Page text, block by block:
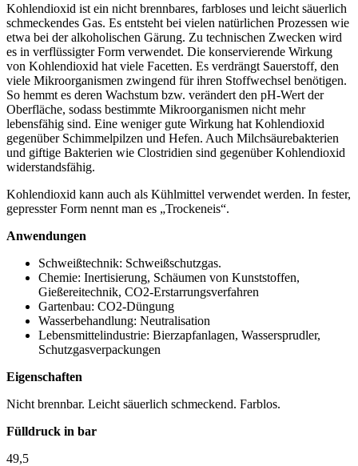
Kohlendioxid ist ein nicht brennbares, farbloses und leicht säuerlich
schmeckendes Gas. Es entsteht bei vielen natürlichen Prozessen wie
etwa bei der alkoholischen Gärung. Zu technischen Zwecken wird
es in verflüssigter Form verwendet. Die konservierende Wirkung
von Kohlendioxid hat viele Facetten. Es verdrängt Sauerstoff, den
viele Mikroorganismen zwingend für ihren Stoffwechsel benötigen.
So hemmt es deren Wachstum bzw. verändert den pH-Wert der
Oberfläche, sodass bestimmte Mikroorganismen nicht mehr
lebensfähig sind. Eine weniger gute Wirkung hat Kohlendioxid
gegenüber Schimmelpilzen und Hefen. Auch Milchsäurebakterien
und giftige Bakterien wie Clostridien sind gegenüber Kohlendioxid
widerstandsfähig.
Kohlendioxid kann auch als Kühlmittel verwendet werden. In fester,
gepresster Form nennt man es „Trockeneis“.
Anwendungen
Schweißtechnik: Schweißschutzgas.
Chemie: Inertisierung, Schäumen von Kunststoffen,
Gießereitechnik, CO2-Erstarrungsverfahren
Gartenbau: CO2-Düngung
Wasserbehandlung: Neutralisation
Lebensmittelindustrie: Bierzapfanlagen, Wassersprudler,
Schutzgasverpackungen
Eigenschaften
Nicht brennbar. Leicht säuerlich schmeckend. Farblos.
Fülldruck in bar
49,5